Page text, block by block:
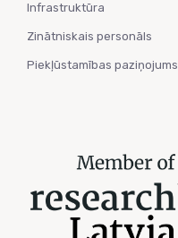
Infrastruktūra
Zinātniskais personāls
Piekļūstamības paziņojums